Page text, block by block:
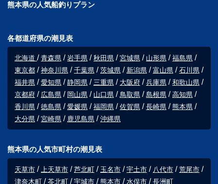
熊本県の人気船釣りプラン
各都道府県の潮見表
北海道 青森県 岩手県 秋田県 宮城県 山形県
福島県
東京都
神奈川県 千葉県 茨城県 新潟県 富山県
石川県
福井県
愛知県 静岡県 三重県 大阪府 兵庫県
和歌山県
京都府
広島県 岡山県 山口県 鳥取県 島根県
高知県
香川県
徳島県 愛媛県 福岡県 佐賀県 長崎県
熊本県
大分県
宮崎県 鹿児島県 沖縄県
熊本県の人気市町村の潮見表
天草市 上天草市 芦北町 玉名市 宇土市 八代市
荒尾市
津奈木町
苓北町 宇城市 熊本市 水俣市 長洲町